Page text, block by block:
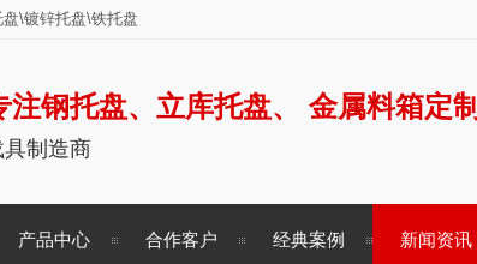
\镀锌托盘\铁托盘
注钢托盘、立库托盘、 金属料箱定制
制造商
产品中心 合作客户 经典案例 新闻资讯